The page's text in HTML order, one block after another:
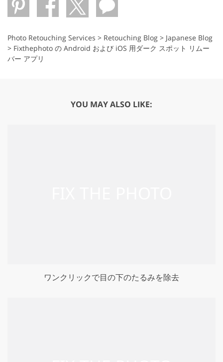
Photo Retouching Services > Retouching Blog > Japanese Blog
> Fixthephoto の Android および iOS 用ダーク スポット リムー
バー アプリ
YOU MAY ALSO LIKE:
ワンクリックで目の下のたるみを除去